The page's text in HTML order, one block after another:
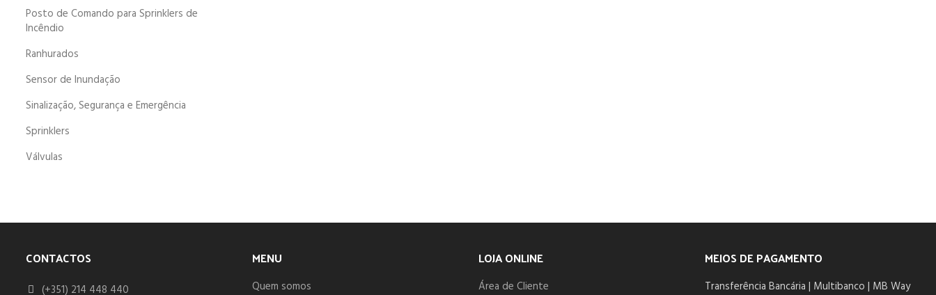
Posto de Comando para Sprinklers de
Incêndio
Ranhurados
Sensor de Inundação
Sinalização, Segurança e Emergência
Sprinklers
Válvulas
CONTACTOS
(+351) 214 448 440
MENU
Quem somos
LOJA ONLINE
Área de Cliente
MEIOS DE PAGAMENTO
Transferência Bancária | Multibanco | MB Way